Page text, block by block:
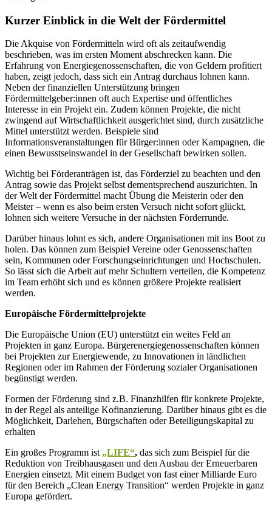
Kurzer Einblick in die Welt der Fördermittel
Die Akquise von Fördermitteln wird oft als zeitaufwendig
beschrieben, was im ersten Moment abschrecken kann. Die
Erfahrung von Energiegenossenschaften, die von Geldern profitiert
haben, zeigt jedoch, dass sich ein Antrag durchaus lohnen kann.
Neben der finanziellen Unterstützung bringen
Fördermittelgeber:innen oft auch Expertise und öffentliches
Interesse in ein Projekt ein. Zudem können Projekte, die nicht
zwingend auf Wirtschaftlichkeit ausgerichtet sind, durch zusätzliche
Mittel unterstützt werden. Beispiele sind
Informationsveranstaltungen für Bürger:innen oder Kampagnen, die
einen Bewusstseinswandel in der Gesellschaft bewirken sollen.
Wichtig bei Förderanträgen ist, das Förderziel zu beachten und den
Antrag sowie das Projekt selbst dementsprechend auszurichten. In
der Welt der Fördermittel macht Übung die Meisterin oder den
Meister – wenn es also beim ersten Versuch nicht sofort glückt,
lohnen sich weitere Versuche in der nächsten Förderrunde.
Darüber hinaus lohnt es sich, andere Organisationen mit ins Boot zu
holen. Das können zum Beispiel Vereine oder Genossenschaften
sein, Kommunen oder Forschungseinrichtungen und Hochschulen.
So lässt sich die Arbeit auf mehr Schultern verteilen, die Kompetenz
im Team erhöht sich und es können größere Projekte realisiert
werden.
Europäische Fördermittelprojekte
Die Europäische Union (EU) unterstützt ein weites Feld an
Projekten in ganz Europa. Bürgerenergiegenossenschaften können
bei Projekten zur Energiewende, zu Innovationen in ländlichen
Regionen oder im Rahmen der Förderung sozialer Organisationen
begünstigt werden.
Formen der Förderung sind z.B. Finanzhilfen für konkrete Projekte,
in der Regel als anteilige Kofinanzierung. Darüber hinaus gibt es die
Möglichkeit, Darlehen, Bürgschaften oder Beteiligungskapital zu
erhalten
Ein großes Programm ist „LIFE“, das sich zum Beispiel für die
Reduktion von Treibhausgasen und den Ausbau der Erneuerbaren
Energien einsetzt. Mit einem Budget von fast einer Milliarde Euro
für den Bereich „Clean Energy Transition“ werden Projekte in ganz
Europa gefördert.